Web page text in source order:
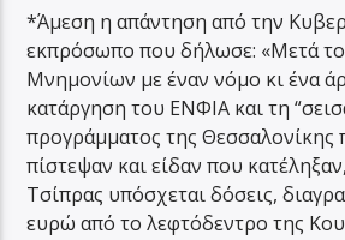
*Άμεση η απάντηση από την
εκπρόσωπο που δήλωσε: «Μετά
Μνημονίων με έναν νόμο κι ένα
κατάργηση του ΕΝΦΙΑ και τη
προγράμματος της Θεσσαλονίκης
πίστεψαν και είδαν που
Τσίπρας υπόσχεται δόσεις,
ευρώ από το λεφτόδεντρο της